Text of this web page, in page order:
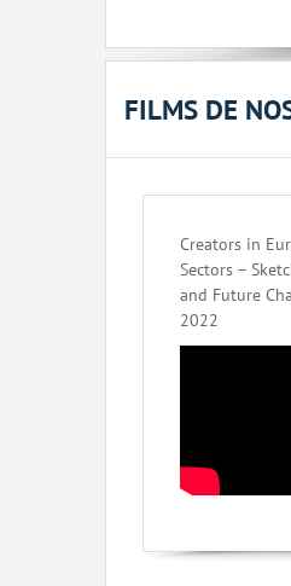
FILMS DE
Creators in
Sectors –
and Future
2022